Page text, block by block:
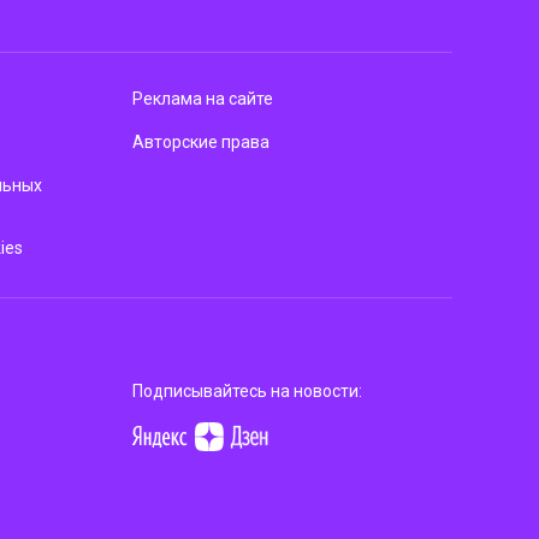
Реклама на сайте
Авторские права
Подписывайтесь на новости: